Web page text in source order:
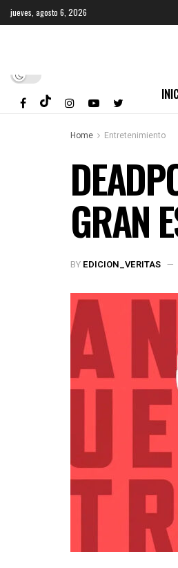
jueves, agosto 6, 2026
Home Entretenimiento
GRAN
BY EDICION_VERITAS